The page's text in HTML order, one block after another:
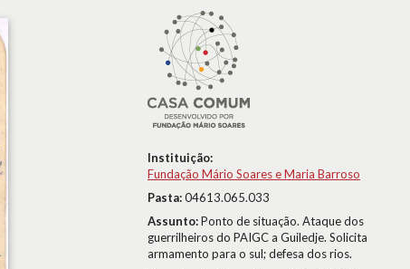
Instituição:
Fundação Mário Soares e Maria Barroso
Pasta:04613.065.033
Assunto:Ponto de situação. Ataque dos
guerrilheiros do PAIGC a Guiledje. Solicita
armamento para o sul; defesa dos rios.